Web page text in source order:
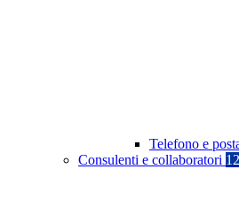
Telefono e
Consulenti e collaboratori 12